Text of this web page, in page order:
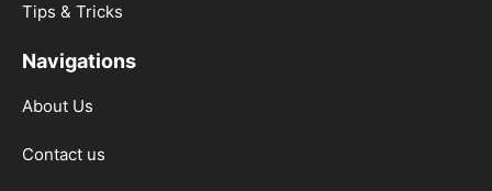
Tips & Tricks
Navigations
About Us
Contact us